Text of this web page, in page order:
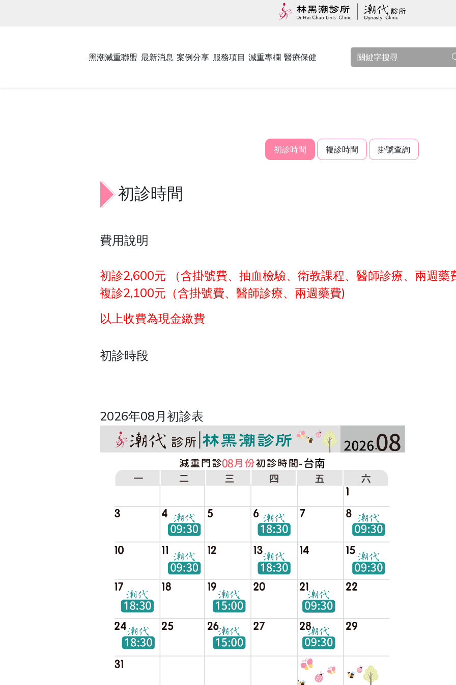
黑潮減重聯盟 最新消息 案例分享 服務項目 減重專欄 醫療保健
初診時間 複診時間 掛號查詢
初診時間
費用說明
初診2,600元 （含掛號費、抽血檢驗、衛教課程、醫師診療、兩週藥
複診2,100元（含掛號費、醫師診療、兩週藥費)
以上收費為現金繳費
初診時段
2026年08月初診表